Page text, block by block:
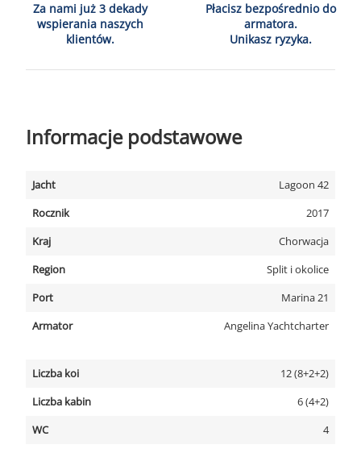
Za nami już 3 dekady
wspierania naszych
klientów.
Płacisz bezpośrednio do
armatora.
Unikasz ryzyka.
Informacje podstawowe
Jacht
Lagoon 42
Rocznik
2017
Kraj
Chorwacja
Region
Split i okolice
Port
Marina 21
Armator
Angelina Yachtcharter
Liczba koi
12 (8+2+2)
Liczba kabin
6 (4+2)
WC
4